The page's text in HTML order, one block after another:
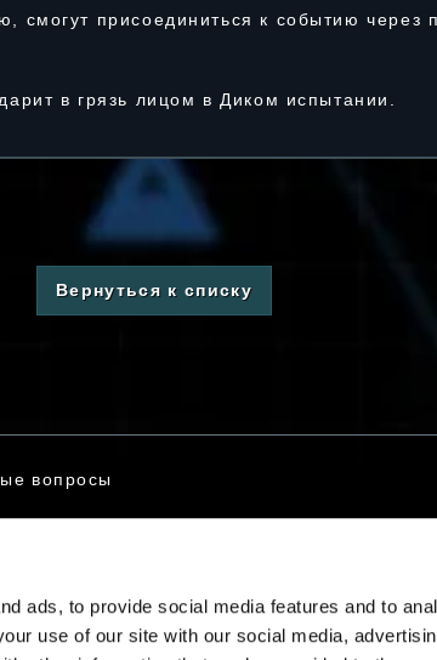
ads, to provide social media features and to
use of our site with our social media,
смогут присоединиться к событию через
в грязь лицом в Диком испытании.
Вернуться к списку
вопросы